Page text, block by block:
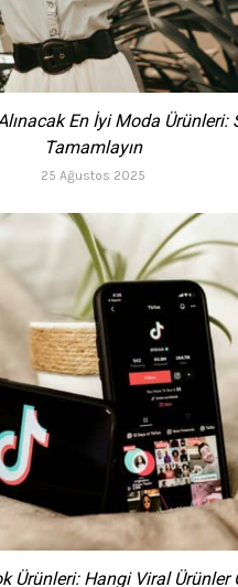
En İyi Moda Ürünleri:
Tamamlayın
25 Ağustos 2025
Ürünleri: Hangi Viral Ürünler